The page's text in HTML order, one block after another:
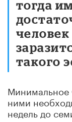
тогда
такого
Минимальное
ними
недель до